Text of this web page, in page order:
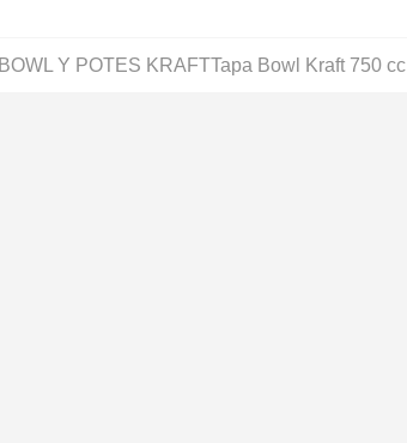
BOWL Y POTES KRAFTTapa Bowl Kraft 750 cc